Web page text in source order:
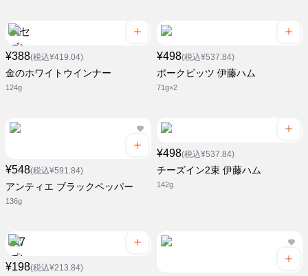
¥388(税込¥419.04)
金のホワイトウインナー
124g
¥498(税込¥537.84)
ポークビッツ 伊藤ハム
71g×2
¥548(税込¥591.84)
アンティエ ブラックペッパー
136g
¥498(税込¥537.84)
チーズイン2束 伊藤ハム
142g
¥198(税込¥213.84)